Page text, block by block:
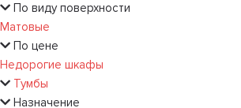
По виду поверхности
Матовые
По цене
Недорогие шкафы
Тумбы
Назначение